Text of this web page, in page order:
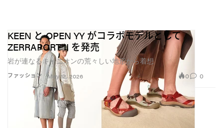
ファッション
KEEN と OPEN YY がコラボモデルとして
ZERRAPORT II を発売
岩が連なるキャニオンの荒々しい地形から着想
May 12, 2026 0 0